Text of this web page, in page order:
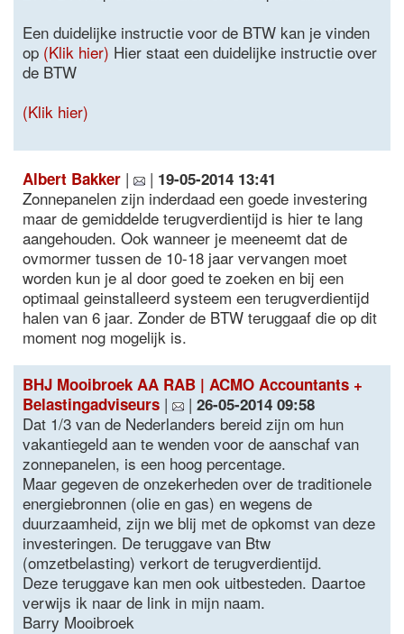
Een duidelijke instructie voor de BTW kan je vinden
op (Klik hier) Hier staat een duidelijke instructie over
de BTW
(Klik hier)
Albert Bakker | | 19-05-2014 13:41
Zonnepanelen zijn inderdaad een goede investering
maar de gemiddelde terugverdientijd is hier te lang
aangehouden. Ook wanneer je meeneemt dat de
ovmormer tussen de 10-18 jaar vervangen moet
worden kun je al door goed te zoeken en bij een
optimaal geinstalleerd systeem een terugverdientijd
halen van 6 jaar. Zonder de BTW teruggaaf die op dit
moment nog mogelijk is.
BHJ Mooibroek AA RAB | ACMO Accountants +
Belastingadviseurs | | 26-05-2014 09:58
Dat 1/3 van de Nederlanders bereid zijn om hun
vakantiegeld aan te wenden voor de aanschaf van
zonnepanelen, is een hoog percentage.
Maar gegeven de onzekerheden over de traditionele
energiebronnen (olie en gas) en wegens de
duurzaamheid, zijn we blij met de opkomst van deze
investeringen. De teruggave van Btw
(omzetbelasting) verkort de terugverdientijd.
Deze teruggave kan men ook uitbesteden. Daartoe
verwijs ik naar de link in mijn naam.
Barry Mooibroek